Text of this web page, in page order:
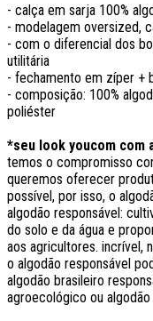
- calça em sarja 100%
- modelagem oversized,
- com o diferencial dos
utilitária
- fechamento em zíper +
- composição: 100%
poliéster
*seu look youcom com
temos o compromisso
queremos oferecer
possível, por isso, o
algodão responsável:
do solo e da água e
aos agricultores. incrível,
o algodão responsável
algodão brasileiro
agroecológico ou